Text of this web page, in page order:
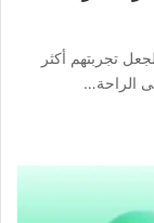
تجربتهم أكثر
الراحة…